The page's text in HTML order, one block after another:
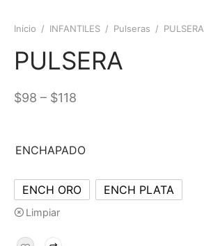
Inicio / INFANTILES / Pulseras / PULSERA
PULSERA
$98 – $118
ENCHAPADO
ENCH ORO ENCH PLATA
Limpiar